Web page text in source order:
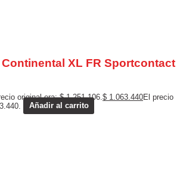
Continental XL FR Sportcontact
original era: $ 1.251.106. $ 1.063.440El precio
Añadir al carrito